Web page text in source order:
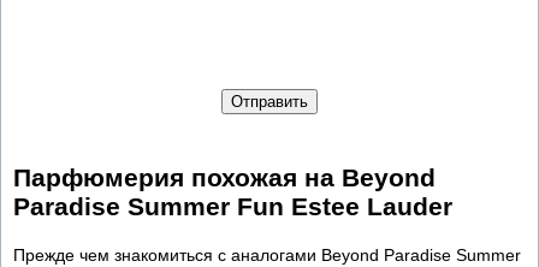
Отправить
Парфюмерия похожая на Beyond
Paradise Summer Fun Estee Lauder
Прежде чем знакомиться с аналогами Beyond Paradise Summer